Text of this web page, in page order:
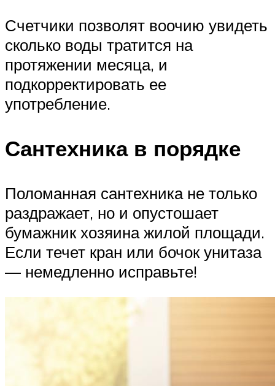
Счетчики позволят воочию увидеть
сколько воды тратится на
протяжении месяца, и
подкорректировать ее
употребление.
Сантехника в порядке
Поломанная сантехника не только
раздражает, но и опустошает
бумажник хозяина жилой площади.
Если течет кран или бочок унитаза
— немедленно исправьте!